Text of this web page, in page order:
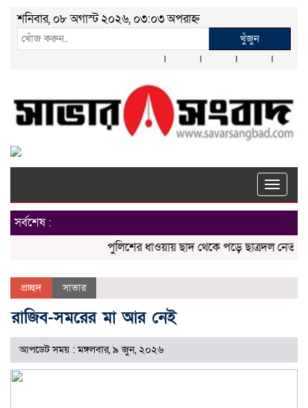
শনিবার, ০৮ অগাস্ট ২০২৬, ০৩:০৩ অপরাহ্ন
খুঁজুন
Toggle
সর্বশেষ :
পুলিশের ধাওয়ায় ছাদ থেকে পড়ে ছাত্রদল নেতা
প্রচ্ছদ সাভার
রাজিব-সমরের মা আর নেই
আপডেট সময় : মঙ্গলবার, ৯ জুন, ২০২৬